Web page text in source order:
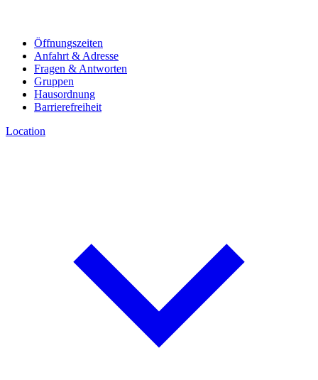
Öffnungszeiten
Anfahrt & Adresse
Fragen & Antworten
Gruppen
Hausordnung
Barrierefreiheit
Location